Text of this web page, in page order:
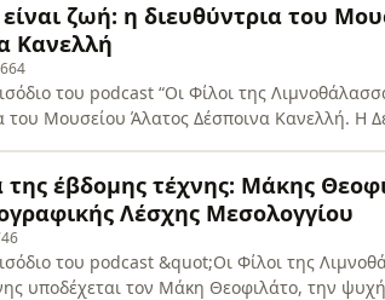
στίβου, όπου μετρά τρ
είναι ζωή: η διευθύντρια του
Κανελλή
του podcast “Οι Φίλοι της
του Μουσείου Άλατος Δέσποινα Κανελλή. Η
καθημερινότητας των
της έβδομης τέχνης: Μάκης
Λέσχης Μεσολογγίου
του podcast &quot;Οι Φίλοι της
υποδέχεται τον Μάκη Θεοφιλάτο, την